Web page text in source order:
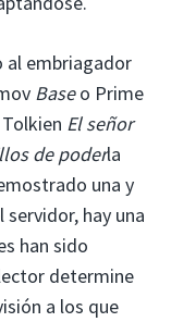
al embriagador
Baseo Prime
El señor
de poderla
una y
hay una
han sido
determine
a los que